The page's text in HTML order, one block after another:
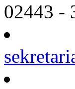
02443 -